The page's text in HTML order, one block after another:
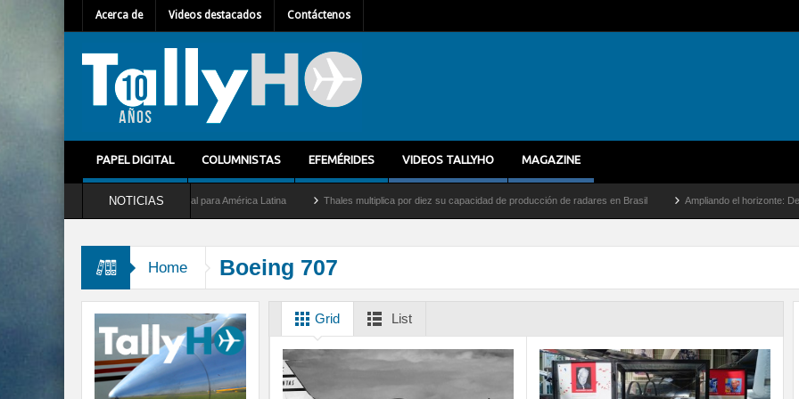
Acerca de Videos destacados Contáctenos
PAPEL DIGITAL COLUMNISTAS EFEMÉRIDES VIDEOS TALLYHO MAGAZINE
NOTICIAS
como nuevo Director General para América Latina Thales multiplica por diez su capacidad de producción de radares en Brasil Ampliando el horizonte: Dentro del
Home Boeing 707
Grid List